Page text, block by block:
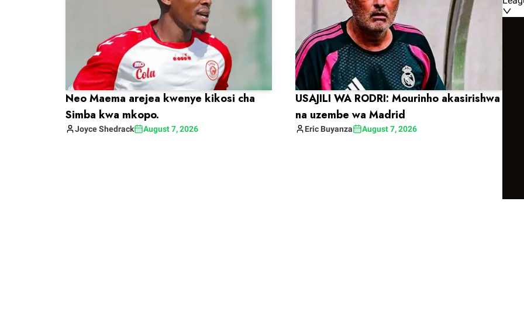
Neo Maema arejea kwenye kikosi cha
Simba kwa mkopo.
JoyceShedrack August 7, 2026
USAJILI WA RODRI: Mourinho akasirishwa
na uzembe wa Madrid
Eric Buyanza August 7, 2026